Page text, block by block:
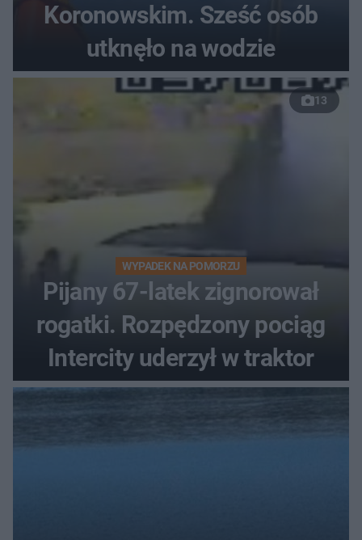
Koronowskim. Sześć osób
utknęło na wodzie
13
WYPADEK NA POMORZU
Pijany 67-latek zignorował
rogatki. Rozpędzony pociąg
Intercity uderzył w traktor